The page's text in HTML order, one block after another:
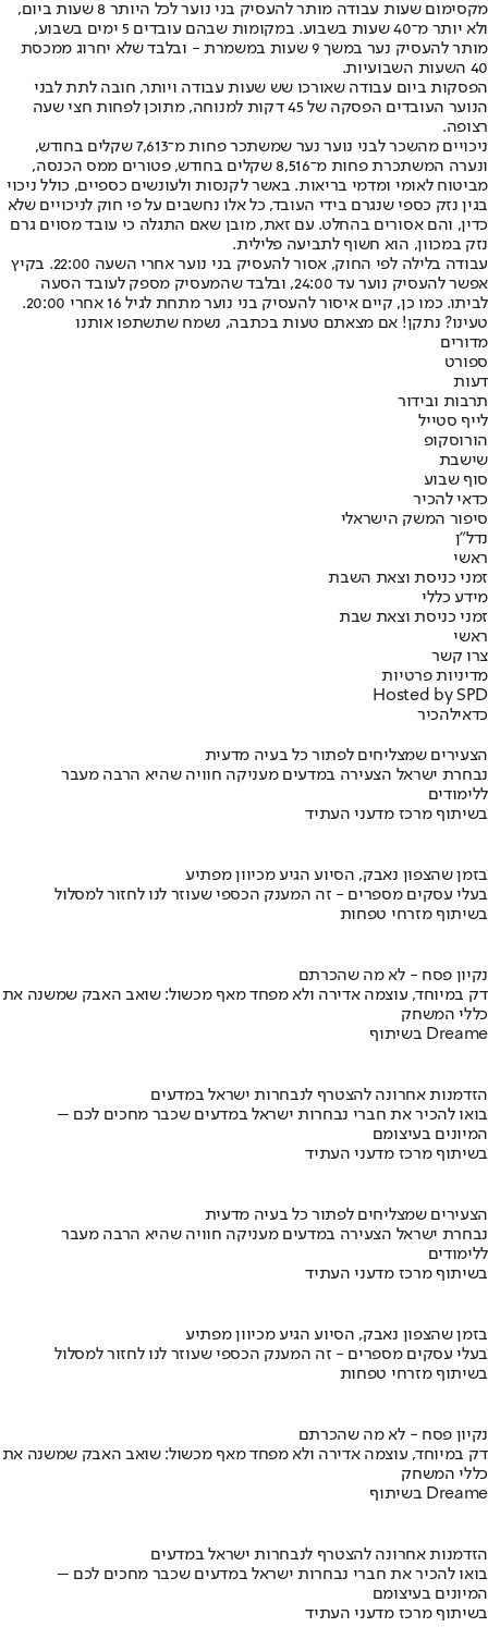
מקסימום שעות עבודה מותר להעסיק בני נוער לכל היותר 8 שעות ביום,
ולא יותר מ־40 שעות בשבוע. במקומות שבהם עובדים 5 ימים בשבוע,
מותר להעסיק נער במשך 9 שעות במשמרת - ובלבד שלא יחרוג ממכסת
40 השעות השבועיות.
הפסקות ביום עבודה שאורכו שש שעות עבודה ויותר, חובה לתת לבני
הנוער העובדים הפסקה של 45 דקות למנוחה, מתוכן לפחות חצי שעה
רצופה.
ניכויים מהשכר לבני נוער נער שמשתכר פחות מ־7,613 שקלים בחודש,
ונערה המשתכרת פחות מ־8,516 שקלים בחודש, פטורים ממס הכנסה,
מביטוח לאומי ומדמי בריאות. באשר לקנסות ולעונשים כספיים, כולל ניכוי
בגין נזק כספי שנגרם בידי העובד, כל אלו נחשבים על פי חוק לניכויים שלא
כדין, והם אסורים בהחלט. עם זאת, מובן שאם התגלה כי עובד מסוים גרם
נזק במכוון, הוא חשוף לתביעה פלילית.
עבודה בלילה לפי החוק, אסור להעסיק בני נוער אחרי השעה 22:00. בקיץ
אפשר להעסיק נוער עד 24:00, ובלבד שהמעסיק מספק לעובד הסעה
לביתו. כמו כן, קיים איסור להעסיק בני נוער מתחת לגיל 16 אחרי 20:00.
טעינו? נתקן! אם מצאתם טעות בכתבה, נשמח שתשתפו אותנו
מדורים
ספורט
דעות
תרבות ובידור
לייף סטייל
הורוסקופ
שישבת
סוף שבוע
כדאי להכיר
סיפור המשק הישראלי
נדל"ן
ראשי
זמני כניסת וצאת השבת
מידע כללי
זמני כניסת וצאת שבת
ראשי
צרו קשר
מדיניות פרטיות
Hosted by SPD
כדאילהכיר
הצעירים שמצליחים לפתור כל בעיה מדעית
נבחרת ישראל הצעירה במדעים מעניקה חוויה שהיא הרבה מעבר
ללימודים
בשיתוף מרכז מדעני העתיד
בזמן שהצפון נאבק, הסיוע הגיע מכיוון מפתיע
בעלי עסקים מספרים - זה המענק הכספי שעוזר לנו לחזור למסלול
בשיתוף מזרחי טפחות
נקיון פסח - לא מה שהכרתם
דק במיוחד, עוצמה אדירה ולא מפחד מאף מכשול: שואב האבק שמשנה את
כללי המשחק
בשיתוף Dreame
הזדמנות אחרונה להצטרף לנבחרות ישראל במדעים
בואו להכיר את חברי נבחרות ישראל במדעים שכבר מחכים לכם –
המיונים בעיצומם
בשיתוף מרכז מדעני העתיד
הצעירים שמצליחים לפתור כל בעיה מדעית
נבחרת ישראל הצעירה במדעים מעניקה חוויה שהיא הרבה מעבר
ללימודים
בשיתוף מרכז מדעני העתיד
בזמן שהצפון נאבק, הסיוע הגיע מכיוון מפתיע
בעלי עסקים מספרים - זה המענק הכספי שעוזר לנו לחזור למסלול
בשיתוף מזרחי טפחות
נקיון פסח - לא מה שהכרתם
דק במיוחד, עוצמה אדירה ולא מפחד מאף מכשול: שואב האבק שמשנה את
כללי המשחק
בשיתוף Dreame
הזדמנות אחרונה להצטרף לנבחרות ישראל במדעים
בואו להכיר את חברי נבחרות ישראל במדעים שכבר מחכים לכם –
המיונים בעיצומם
בשיתוף מרכז מדעני העתיד